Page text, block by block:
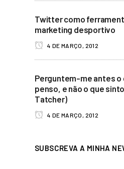
Twitter como
marketing desportivo
4 DE MARÇO, 2012
Perguntem-me antes o
penso, e não o que
Tatcher)
4 DE MARÇO, 2012
SUBSCREVA A MINHA